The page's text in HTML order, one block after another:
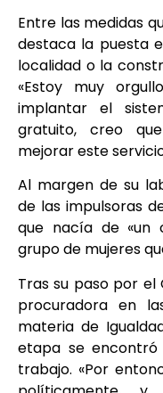
Entre las medidas
destaca la puesta
localidad o la
«Estoy muy
implantar el
gratuito, creo
mejorar este
Al margen de su
de las impulsoras
que nacía de «un
grupo de mujeres
Tras su paso por el
procuradora en
materia de
etapa se
trabajo. «Por